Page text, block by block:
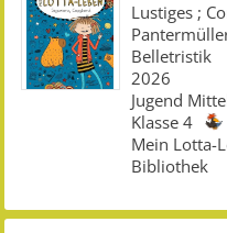
Lustiges;
Belletristik
2026
Jugend
Klasse 4
Mein Lotta-
Bibliothek